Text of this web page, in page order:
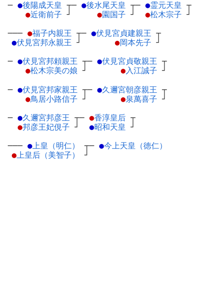
─ ●後陽成天皇 ┬
●近衛前子 ┘
─ ●後水尾天皇 ┬
●園国子 ┘
─ ●霊元天皇 ┬
●松木宗子 ┘
─── ●福子内親王 ┬
●伏見宮邦永親王 ┘
─ ●伏見宮貞建親王 ┬
●岡本先子 ┘
─ ●伏見宮邦頼親王 ┬
●松木宗美の娘 ┘
─ ●伏見宮貞敬親王 ┬
●入江誠子 ┘
─ ●伏見宮邦家親王 ┬
●鳥居小路信子 ┘
─ ●久邇宮朝彦親王 ┬
●泉萬喜子 ┘
─ ●久邇宮邦彦王 ┬
●邦彦王妃俔子 ┘
─ ●香淳皇后 ┬
●昭和天皇 ┘
─── ●上皇（明仁）
┬
●上皇后（美智子） ┘
─ ●今上天皇（徳仁）